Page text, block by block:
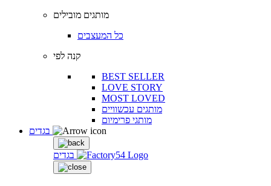
מותגים מובילים
כל המעצבים
קנה לפי
BEST SELLER
LOVE STORY
MOST LOVED
מותגים עכשוויים
מותגי פרימיום
בגדים